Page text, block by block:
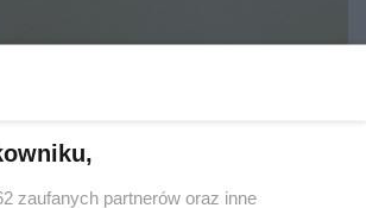
zaufanych partnerów oraz inne